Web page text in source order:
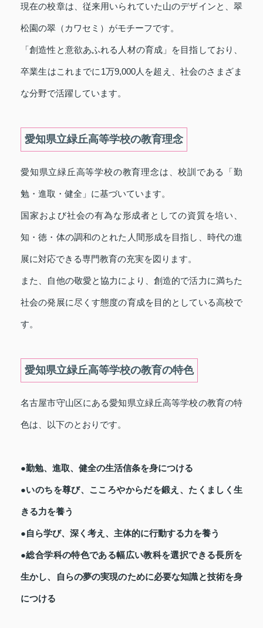
現在の校章は、従来用いられていた山のデザインと、翠
松園の翠（カワセミ）がモチーフです。
「創造性と意欲あふれる人材の育成」を目指しており、
卒業生はこれまでに1万9,000人を超え、社会のさまざま
な分野で活躍しています。
愛知県立緑丘高等学校の教育理念
愛知県立緑丘高等学校の教育理念は、校訓である「勤
勉・進取・健全」に基づいています。
国家および社会の有為な形成者としての資質を培い、
知・徳・体の調和のとれた人間形成を目指し、時代の進
展に対応できる専門教育の充実を図ります。
また、自他の敬愛と協力により、創造的で活力に満ちた
社会の発展に尽くす態度の育成を目的としている高校で
す。
愛知県立緑丘高等学校の教育の特色
名古屋市守山区にある愛知県立緑丘高等学校の教育の特
色は、以下のとおりです。
●勤勉、進取、健全の生活信条を身につける
●いのちを尊び、こころやからだを鍛え、たくましく生
きる力を養う
●自ら学び、深く考え、主体的に行動する力を養う
●総合学科の特色である幅広い教科を選択できる長所を
生かし、自らの夢の実現のために必要な知識と技術を身
につける